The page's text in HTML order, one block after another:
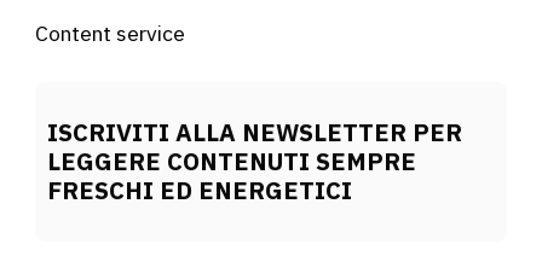
Content service
ISCRIVITI ALLA NEWSLETTER PER
LEGGERE CONTENUTI SEMPRE
FRESCHI ED ENERGETICI